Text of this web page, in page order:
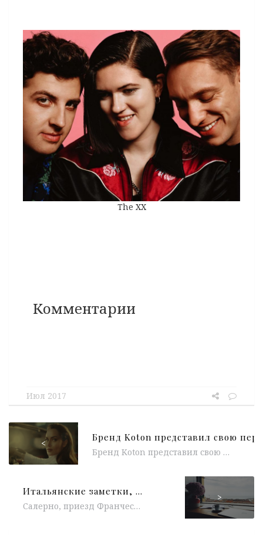
The XX
Комментарии
Июл 2017
<
Бренд Koton представил свою первую в России ТВ-кампанию на федеральном уровне. Рекламный ролик встречает покупателей слоганом: «Белые джинсы – главный...
Итальянские заметки, лето 2017
Салерно, приезд Франческа заглянула в окно нашей машины, и сразу мне понравилась. Это одно из самых замечательных ощущений, когда человек...
>